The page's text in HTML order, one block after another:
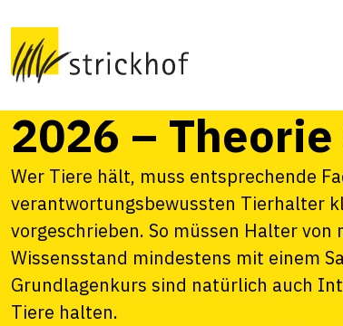
Haltung von
2026 –
Wer Tiere hält, muss entsprechende
verantwortungsbewussten Tierhalter
vorgeschrieben. So müssen Halter
Wissensstand mindestens mit einem
Grundlagenkurs sind natürlich auch
Tiere halten.